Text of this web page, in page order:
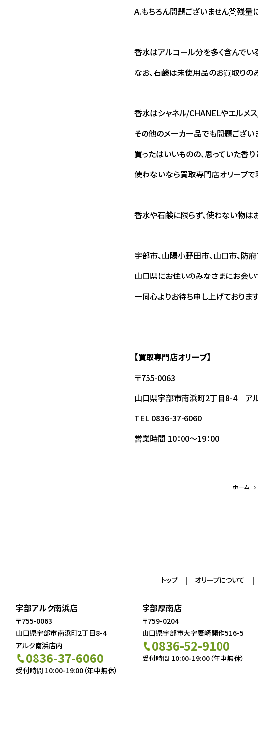
A.もちろん問題ございません🙆残量
香水はアルコール分を多く含んでい
なお、石鹸は未使用品のお買取り
香水はシャネル/CHANELやエルメ
その他のメーカー品でも問題ござい
買ったはいいものの、思っていた香
使わないなら買取専門店オリーブで
香水や石鹸に限らず、使わない物は
宇部市、山陽小野田市、山口市、防
山口県にお住いのみなさまにお会い
一同心よりお待ち申し上げておりま
【買取専門店オリーブ】
〒755-0063
山口県宇部市南浜町2丁目8-4 ア
TEL 0836-37-6060
営業時間 10：00～19：00
ホーム
トップ オリーブについて
宇部アルク南浜店
〒755-0063
山口県宇部市南浜町2丁目8-4
アルク南浜店内
0836-37-6060
受付時間 10:00-19:00（年中無休）
宇部厚南店
〒759-0204
山口県宇部市大字妻崎開作516-5
0836-52-9100
受付時間 10:00-19:00（年中無休）